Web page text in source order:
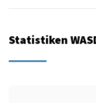
Statistiken